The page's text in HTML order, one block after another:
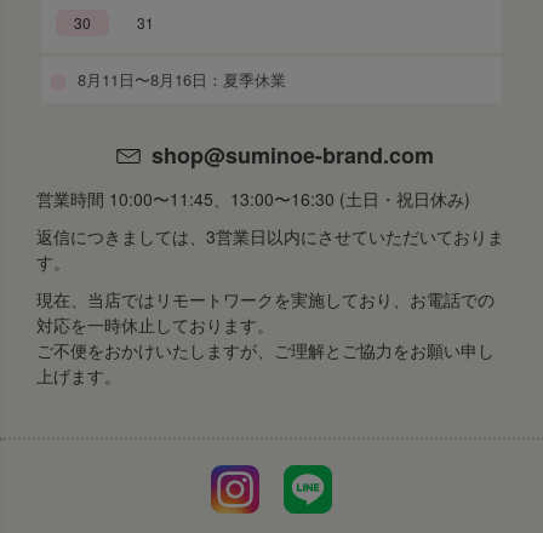
30
31
8月11日〜8月16日：夏季休業
shop@suminoe-brand.com
営業時間 10:00〜11:45、13:00〜16:30 (土日・祝日休み)
返信につきましては、3営業日以内にさせていただいておりま
す。
現在、当店ではリモートワークを実施しており、お電話での
対応を一時休止しております。
ご不便をおかけいたしますが、ご理解とご協力をお願い申し
上げます。